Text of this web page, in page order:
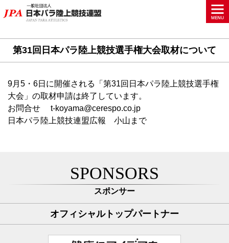
第31回日本パラ陸上競技選手権大会取材について
9月5・6日に開催される「第31回日本パラ陸上競技選手権
大会」の取材申請は終了しています。
お問合せ t-koyama@cerespo.co.jp
日本パラ陸上競技連盟広報 小山まで
SPONSORS
スポンサー
オフィシャルトップパートナー